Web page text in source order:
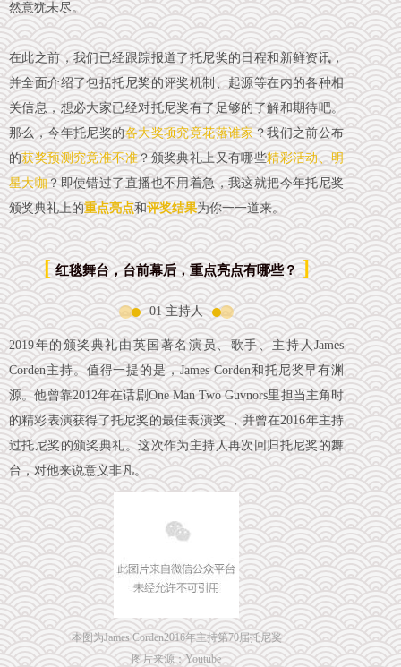
然意犹未尽。
在此之前，我们已经跟踪报道了托尼奖的日程和新鲜资讯，
并全面介绍了包括托尼奖的评奖机制、起源等在内的各种相
关信息，想必大家已经对托尼奖有了足够的了解和期待吧。
那么，今年托尼奖的各大奖项究竟花落谁家？我们之前公布
的获奖预测究竟准不准？颁奖典礼上又有哪些精彩活动、明
星大咖？即使错过了直播也不用着急，我这就把今年托尼奖
颁奖典礼上的重点亮点和评奖结果为你一一道来。
[ 红毯舞台，台前幕后，重点亮点有哪些？ ]
01 主持人
2019年的颁奖典礼由英国著名演员、歌手、主持人James
Corden主持。值得一提的是，James Corden和托尼奖早有渊
源。他曾靠2012年在话剧One Man Two Guvnors里担当主角时
的精彩表演获得了托尼奖的最佳表演奖 ，并曾在2016年主持
过托尼奖的颁奖典礼。这次作为主持人再次回归托尼奖的舞
台，对他来说意义非凡。
本图为James Corden2016年主持第70届托尼奖
图片来源：Youtube